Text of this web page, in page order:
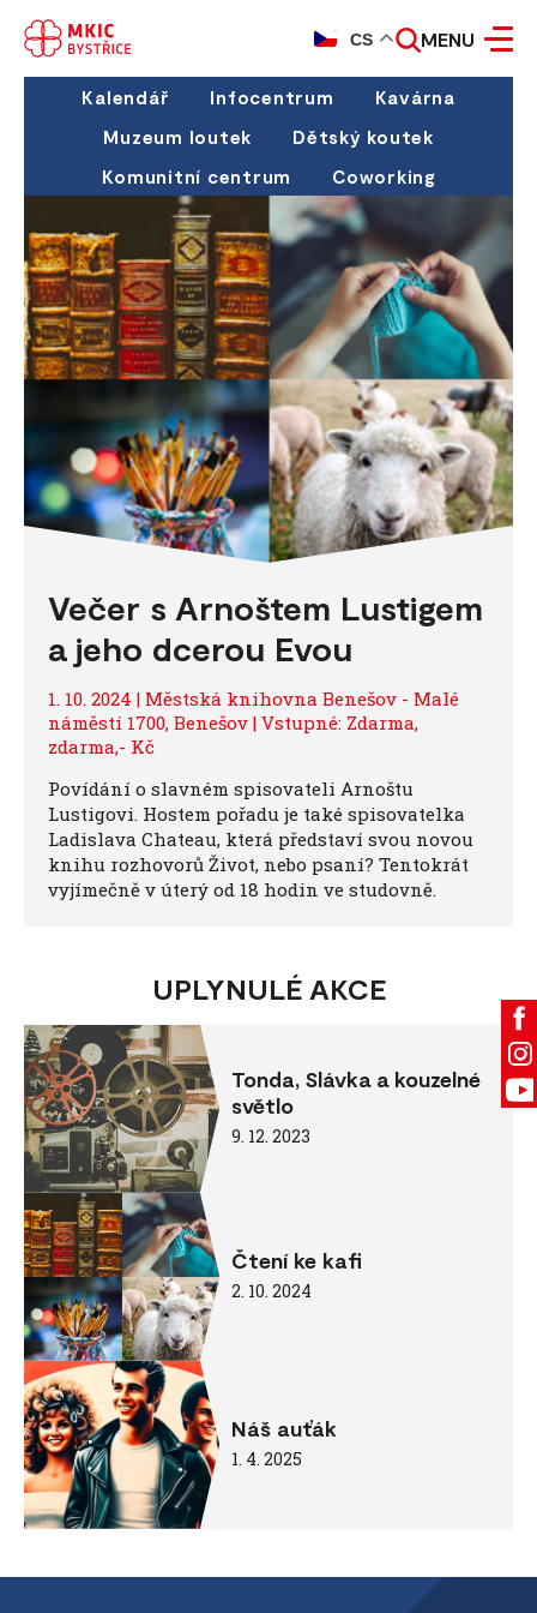
CS MENU
Kalendář Infocentrum
Kavárna
Muzeum loutek
Dětský koutek
Komunitní centrum
Coworking
Večer s Arnoštem Lustigem
a jeho dcerou Evou
1. 10. 2024 | Městská knihovna Benešov - Malé
náměstí 1700, Benešov | Vstupné: Zdarma,
zdarma,- Kč
Povídání o slavném spisovateli Arnoštu
Lustigovi. Hostem pořadu je také spisovatelka
Ladislava Chateau, která představí svou novou
knihu rozhovorů Život, nebo psaní? Tentokrát
vyjímečně v úterý od 18 hodin ve studovně.
UPLYNULÉ AKCE
Tonda, Slávka a kouzelné
světlo
9. 12. 2023
Čtení ke kafi
2. 10. 2024
Náš auťák
1. 4. 2025